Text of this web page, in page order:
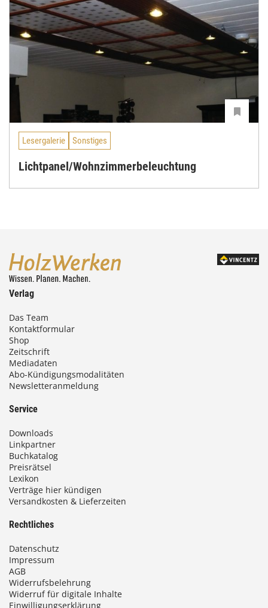
Lesergalerie Sonstiges
Lichtpanel/Wohnzimmerbeleuchtung
Verlag
Das Team
Kontaktformular
Shop
Zeitschrift
Mediadaten
Abo-Kündigungsmodalitäten
Newsletteranmeldung
Service
Downloads
Linkpartner
Buchkatalog
Preisrätsel
Lexikon
Verträge hier kündigen
Versandkosten & Lieferzeiten
Rechtliches
Datenschutz
Impressum
AGB
Widerrufsbelehrung
Widerruf für digitale Inhalte
Einwilligungserklärung